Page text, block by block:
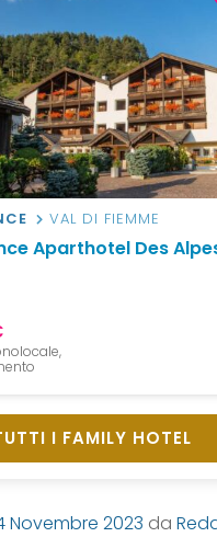
VAL DI FIEMME
Aparthotel Des
I FAMILY HOTEL
Novembre 2023 da